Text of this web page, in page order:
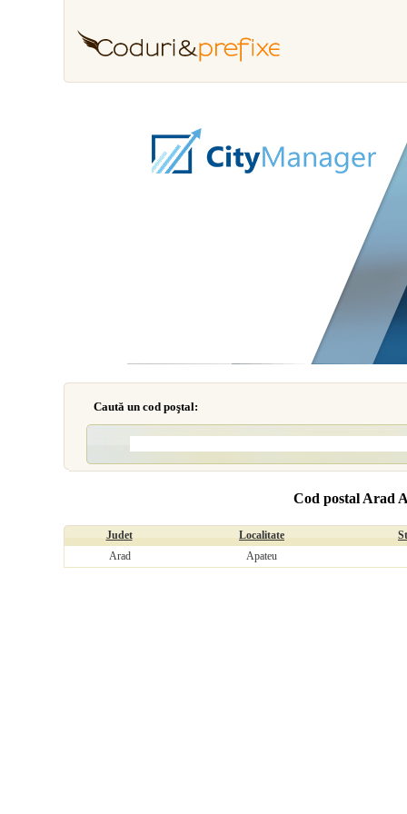
Caută un cod poştal:
Cod postal Arad
Judet Localitate
Arad
Apateu